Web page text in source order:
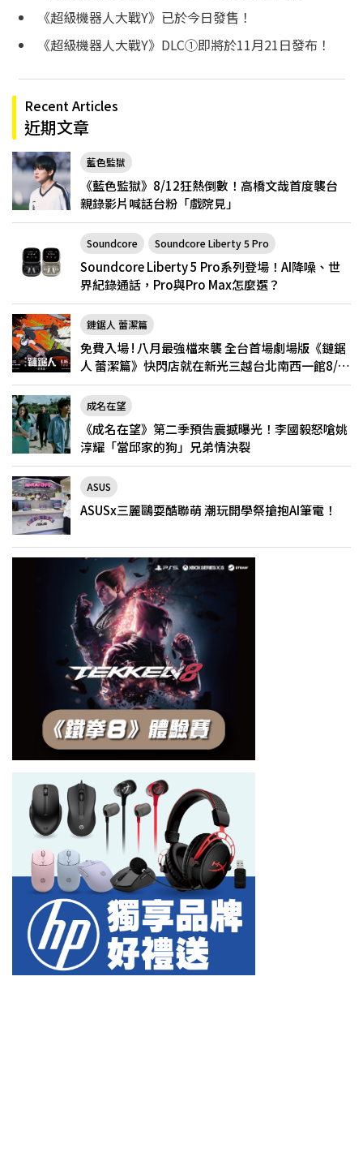
《超級機器人大戰Y》已於今日發售！
《超級機器人大戰Y》DLC①即將於11月21日發布！
Recent Articles
近期文章
藍色監獄
《藍色監獄》8/12狂熱倒數！高橋文哉首度襲台
親錄影片喊話台粉「戲院見」
Soundcore Soundcore Liberty 5 Pro
Soundcore Liberty 5 Pro系列登場！AI降噪、世
界紀錄通話，Pro與Pro Max怎麼選？
鏈鋸人 蕾潔篇
免費入場 ! 八月最強檔來襲 全台首場劇場版《鏈鋸
人 蕾潔篇》快閃店就在新光三越台北南西一館8/6
限定登場
成名在望
《成名在望》第二季預告震撼曝光！李國毅怒嗆姚
淳耀「當邱家的狗」兄弟情決裂
ASUS
ASUSx三麗鷗耍酷聯萌 潮玩開學祭搶抱AI筆電！